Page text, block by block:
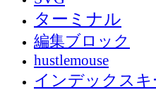
ターミナル
編集ブロック
hustlemouse
インデックスキ